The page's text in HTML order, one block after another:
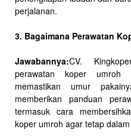
perjalanan.
3. Bagaimana Perawatan
Jawabannya:CV.
perawatan koper
memastikan umur
memberikan panduan
termasuk cara
koper umroh agar tetap